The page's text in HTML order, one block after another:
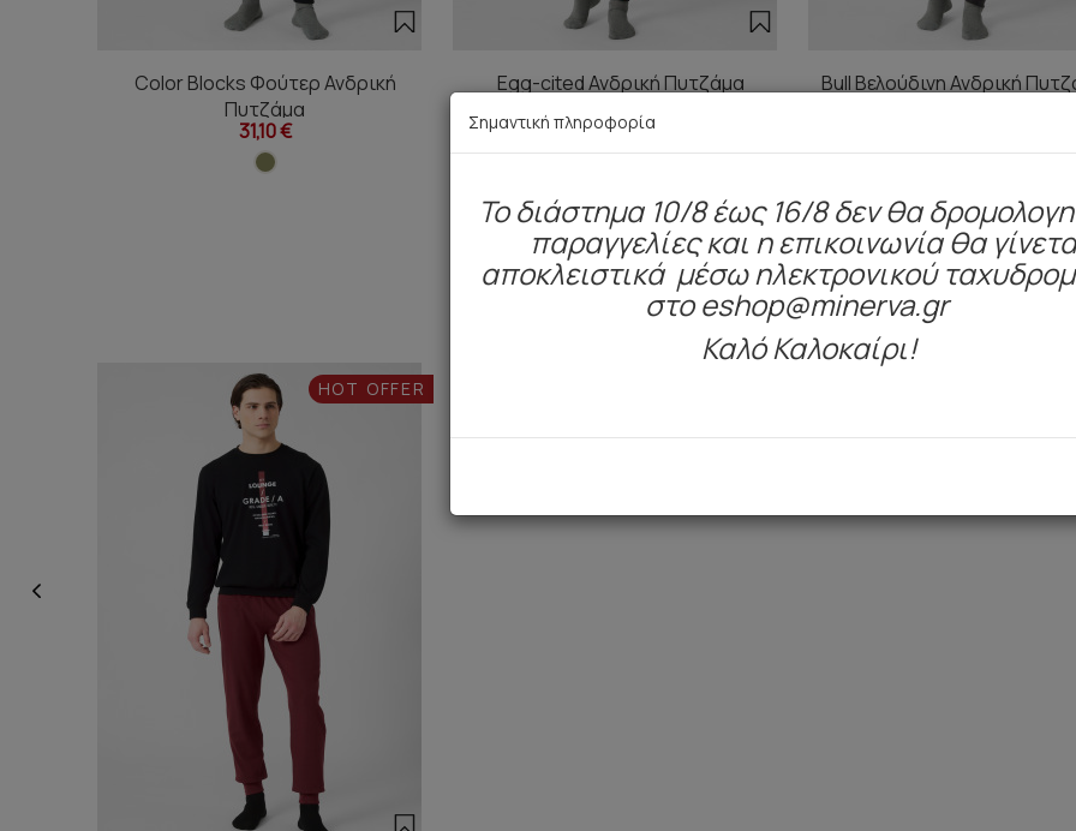
Color Blocks Φούτερ Ανδρική
Πυτζάμα
31,10 €
Egg-cited Ανδρική Πυτζάμα
27,85 €
Bull Βελούδινη Ανδρική
Είδατε πρόσφατα
HOT OFFER
Σημαντική πληροφορία
To διάστημα 10/8 έως 16/8 δεν θα
παραγγελίες και η επικοινωνία θα
αποκλειστικά μέσω ηλεκτρονικού
στο eshop@minerva.gr
Καλό Καλοκαίρι!